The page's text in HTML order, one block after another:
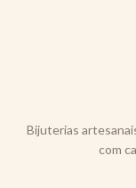
Bijuterias
com